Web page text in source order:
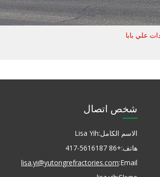
شخص اتصال
الاسم الكامل:Lisa Yih
هاتف:+86 417-5616187
Email:
lisa.yi@yutongrefractories.com